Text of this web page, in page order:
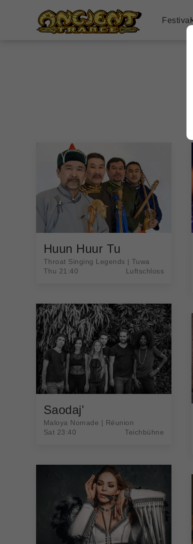
Festival
Huun Huur Tu
Throat Singing Legends | Tuwa
Thu 21:40
Luftschloss
Saodaj'
Maloya Nomade | Réunion
Sat 23:40
Teichbühne